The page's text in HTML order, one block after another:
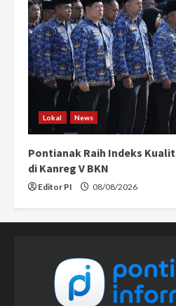
Lokal News
Pontianak Raih Indeks
di Kanreg V BKN
Editor PI 08/08/2026